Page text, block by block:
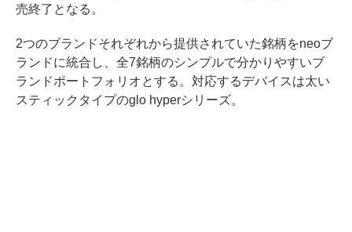
売終了となる。
2つのブランドそれぞれから提供されていた銘柄をneoブ
ランドに統合し、全7銘柄のシンプルで分かりやすいブ
ランドポートフォリオとする。対応するデバイスは太い
スティックタイプのglo hyperシリーズ。